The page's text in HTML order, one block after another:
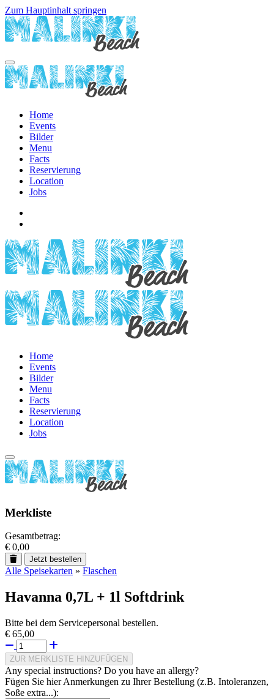
Zum Hauptinhalt springen
Home
Events
Bilder
Menu
Facts
Reservierung
Location
Jobs
Home
Events
Bilder
Menu
Facts
Reservierung
Location
Jobs
Merkliste
Gesamtbetrag:
€ 0,00
Jetzt bestellen
Alle Speisekarten » Flaschen
Havanna 0,7L + 1l Softdrink
Bitte bei dem Servicepersonal bestellen.
€ 65,00
ZUR MERKLISTE HINZUFÜGEN
Any special instructions? Do you have an allergy?
Fügen Sie hier Anmerkungen zu Ihrer Bestellung (z.B. Intoleranzen,
Soße extra...):